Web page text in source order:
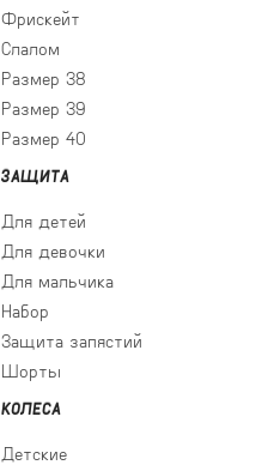
Фрискейт
Слалом
Размер 38
Размер 39
Размер 40
ЗАЩИТА
Для детей
Для девочки
Для мальчика
Набор
Защита запястий
Шорты
КОЛЕСА
Детские